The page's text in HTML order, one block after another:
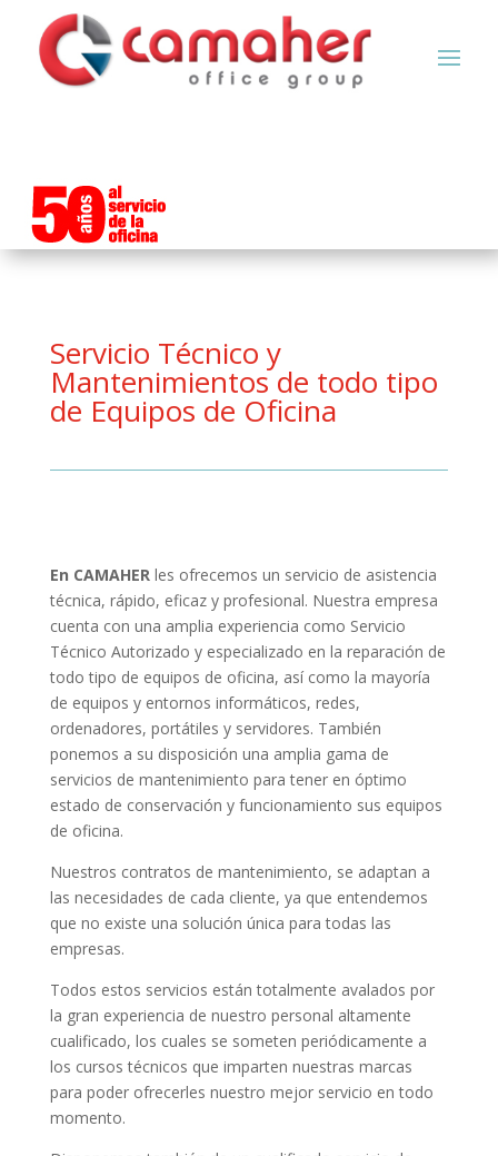
Servicio Técnico y
Mantenimientos de todo tipo
de Equipos de Oficina
En CAMAHER les ofrecemos un servicio de asistencia
técnica, rápido, eficaz y profesional. Nuestra empresa
cuenta con una amplia experiencia como Servicio
Técnico Autorizado y especializado en la reparación de
todo tipo de equipos de oficina, así como la mayoría
de equipos y entornos informáticos, redes,
ordenadores, portátiles y servidores. También
ponemos a su disposición una amplia gama de
servicios de mantenimiento para tener en óptimo
estado de conservación y funcionamiento sus equipos
de oficina.
Nuestros contratos de mantenimiento, se adaptan a
las necesidades de cada cliente, ya que entendemos
que no existe una solución única para todas las
empresas.
Todos estos servicios están totalmente avalados por
la gran experiencia de nuestro personal altamente
cualificado, los cuales se someten periódicamente a
los cursos técnicos que imparten nuestras marcas
para poder ofrecerles nuestro mejor servicio en todo
momento.